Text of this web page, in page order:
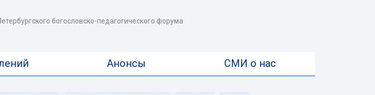
богословско-педагогического форума
Анонсы СМИ о нас